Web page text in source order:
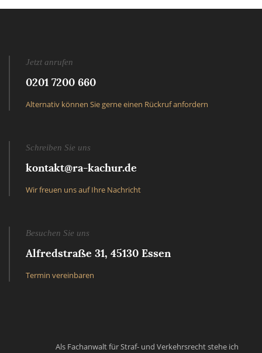
Jetzt anrufen
0201 7200 660
Alternativ können Sie gerne einen Rückruf anfordern
Schreiben Sie uns
kontakt@ra-kachur.de
Wir freuen uns auf Ihre Nachricht
Besuchen Sie uns
Alfredstraße 31, 45130 Essen
Termin vereinbaren
Als Fachanwalt für Straf- und Verkehrsrecht stehe ich